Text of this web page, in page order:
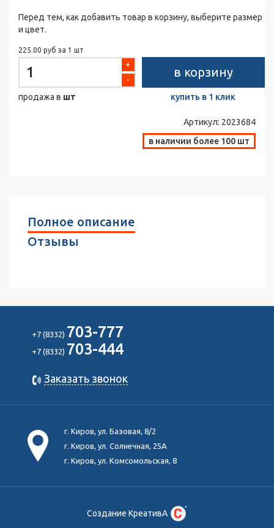
Перед тем, как добавить товар в корзину, выберите размер
и цвет.
225.00 руб за 1 шт
-
+
продажа в шт
в корзину
купить в 1 клик
Артикул: 2023684
в наличии более 100 шт
Полное описание
Отзывы
+7 (8332) 703-777
+7 (8332) 703-444
Заказать звонок
г. Киров, ул. Базовая, 8/2
г. Киров, ул. Солнечная, 25А
г. Киров, ул. Комсомольская, 8
Создание КреативА